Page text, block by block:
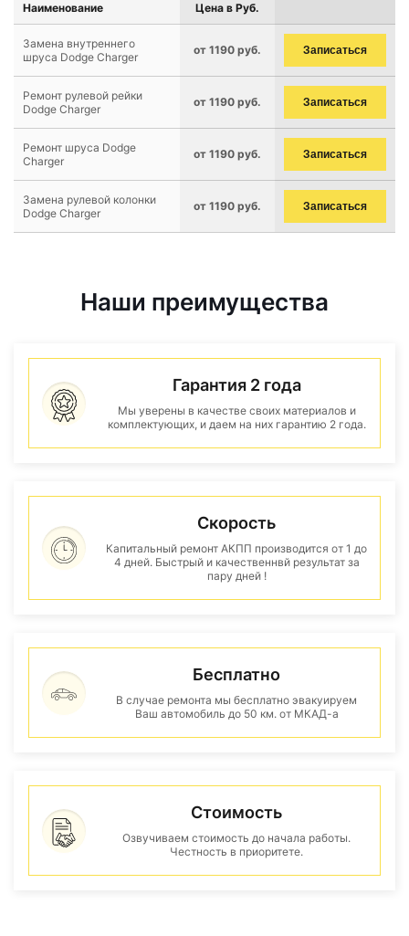
Наименование Цена в Руб.
Замена внутреннего
шруса Dodge Charger
от 1190 руб. Записаться
Ремонт рулевой рейки
Dodge Charger
от 1190 руб. Записаться
Ремонт шруса Dodge
Charger
от 1190 руб. Записаться
Замена рулевой колонки
Dodge Charger
от 1190 руб. Записаться
Наши преимущества
Гарантия 2 года
Мы уверены в качестве своих материалов и
комплектующих, и даем на них гарантию 2 года.
Скорость
Капитальный ремонт АКПП производится от 1 до
4 дней. Быстрый и качественнвй результат за
пару дней !
Бесплатно
В случае ремонта мы бесплатно эвакуируем
Ваш автомобиль до 50 км. от МКАД-а
Стоимость
Озвучиваем стоимость до начала работы.
Честность в приоритете.